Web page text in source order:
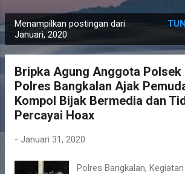
o
Menampilkan postingan dari
Januari, 2020
Bripka Agung Anggota Polsek
Polres Bangkalan Ajak
Kompol Bijak Bermedia dan
Percayai Hoax
- Januari 31, 2020
Polres Bangkalan,